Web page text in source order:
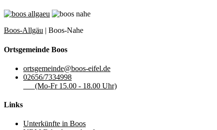
Boos-Allgäu | Boos-Nahe
Ortsgemeinde Boos
ortsgemeinde@boos-eifel.de
02656/7334998
(Mo-Fr 15.00 - 18.00 Uhr)
Links
Unterkünfte in Boos